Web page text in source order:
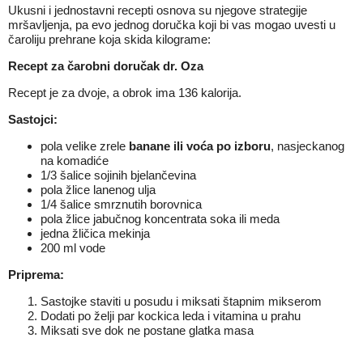
Ukusni i jednostavni recepti osnova su njegove strategije
mršavljenja, pa evo jednog doručka koji bi vas mogao uvesti u
čaroliju prehrane koja skida kilograme:
Recept za čarobni doručak dr. Oza
Recept je za dvoje, a obrok ima 136 kalorija.
Sastojci:
pola velike zrele banane ili voća po izboru, nasjeckanog
na komadiće
1/3 šalice sojinih bjelančevina
pola žlice lanenog ulja
1/4 šalice smrznutih borovnica
pola žlice jabučnog koncentrata soka ili meda
jedna žličica mekinja
200 ml vode
Priprema:
Sastojke staviti u posudu i miksati štapnim mikserom
Dodati po želji par kockica leda i vitamina u prahu
Miksati sve dok ne postane glatka masa